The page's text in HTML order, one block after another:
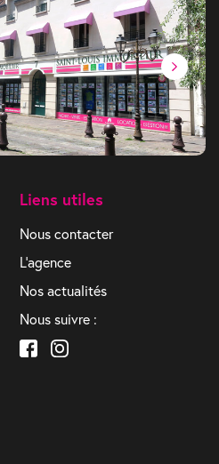
Liens utiles
Nous contacter
L'agence
Nos actualités
Nous suivre :